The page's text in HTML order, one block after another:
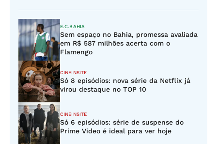
E.C.BAHIA
Sem espaço no Bahia, promessa avaliada
em R$ 587 milhões acerta com o
Flamengo
CINEINSITE
Só 8 episódios: nova série da Netflix já
virou destaque no TOP 10
CINEINSITE
Só 6 episódios: série de suspense do
Prime Video é ideal para ver hoje